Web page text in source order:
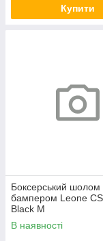
Купити
Боксерський шолом
бампером Leone
Black M
В наявності